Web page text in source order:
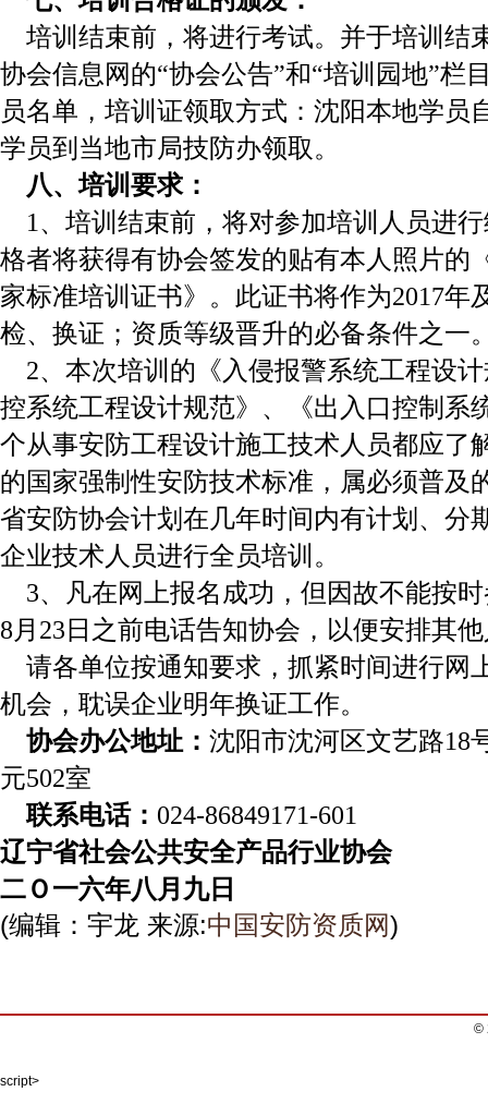
培训结束前，将进行考试。并于培训结
协会信息网的“协会公告”和“培训园地”栏
员名单，培训证领取方式：沈阳本地学员
学员到当地市局技防办领取。
八、培训要求：
1、培训结束前，将对参加培训人员进
格者将获得有协会签发的贴有本人照片的
家标准培训证书》。此证书将作为2017年
检、换证；资质等级晋升的必备条件之一
2、本次培训的《入侵报警系统工程设
控系统工程设计规范》、《出入口控制系
个从事安防工程设计施工技术人员都应了
的国家强制性安防技术标准，属必须普及
省安防协会计划在几年时间内有计划、分
企业技术人员进行全员培训。
3、凡在网上报名成功，但因故不能按
8月23日之前电话告知协会，以便安排其
请各单位按通知要求，抓紧时间进行网
机会，耽误企业明年换证工作。
协会办公地址： 沈阳市沈河区文艺路18
元502室
联系电话： 024-86849171-601
辽宁省社会公共安全产品行业协会
二Ｏ一六年八月九日
(编辑：宇龙 来源:中国安防资质网)
©
script>